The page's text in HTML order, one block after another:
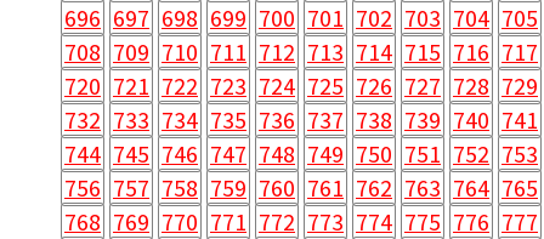
696 697 698 699 700 701 702 703 704 705
708 709 710 711 712 713 714 715 716 717
720 721 722 723 724 725 726 727 728 729
732 733 734 735 736 737 738 739 740 741
744 745 746 747 748 749 750 751 752 753
756 757 758 759 760 761 762 763 764 765
768 769 770 771 772 773 774 775 776 777